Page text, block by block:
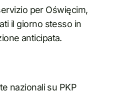
per Oświęcim,
il giorno stesso in
anticipata.
nazionali su PKP